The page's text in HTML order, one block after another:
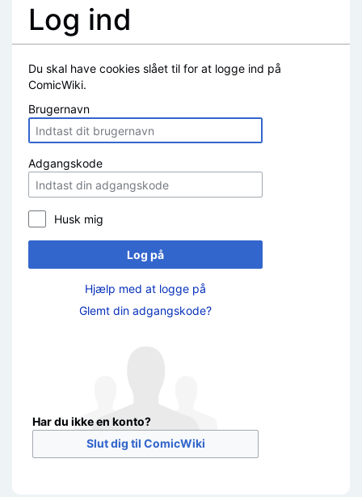
Log ind
Du skal have cookies slået til for at logge ind på
ComicWiki.
Brugernavn
Adgangskode
Husk mig
Log på
Hjælp med at logge på
Glemt din adgangskode?
Har du ikke en konto?
Slut dig til ComicWiki